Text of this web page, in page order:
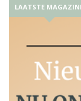
LAATSTE